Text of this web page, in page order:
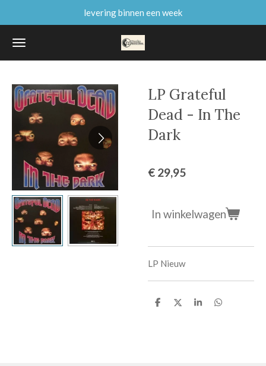
naar
de
levering binnen een week
LP Grateful
Dead - In The
Dark
€ 29,95
In winkelwagen
LP Nieuw
D
D
S
D